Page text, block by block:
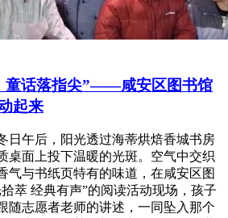
童话落指尖”——咸安区图书馆
起来
日午后，阳光透过海蒂烘焙香城书房
桌面上投下温暖的光斑。空气中交织
气与书纸页特有的味道，在咸安区图
萃 经典有声”的阅读活动现场，孩子
随志愿者老师的讲述，一同坠入那个